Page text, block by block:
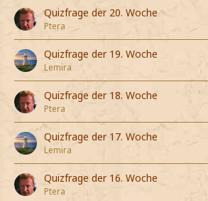
Quizfrage der 20. Woche
Ptera
Quizfrage der 19. Woche
Lemira
Quizfrage der 18. Woche
Ptera
Quizfrage der 17. Woche
Lemira
Quizfrage der 16. Woche
Ptera